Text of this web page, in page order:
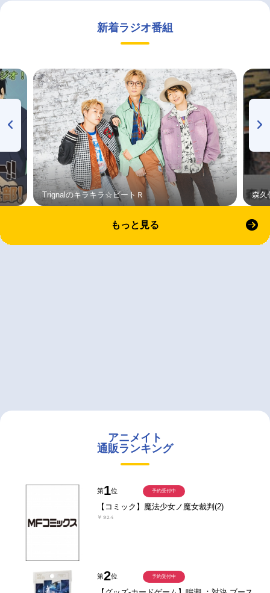
新着ラジオ番組
Trignalのキラキラ☆ビートＲ 森久
もっと見る
アニメイト
通販ランキング
第1位
【コミック】魔法少女ノ魔女裁判(2)
￥924
予約受付中
第2位 予約受付中